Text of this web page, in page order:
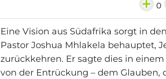
0
Eine Vision aus Südafrika sorgt in
Pastor Joshua Mhlakela behauptet,
zurückkehren. Er sagte dies in
von der Entrückung – dem Glauben,